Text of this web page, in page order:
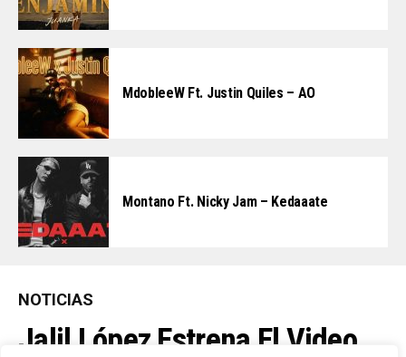
MdobleeW Ft. Justin Quiles – AO
Montano Ft. Nicky Jam – Kedaaate
NOTICIAS
Jalil López Estrena El Video